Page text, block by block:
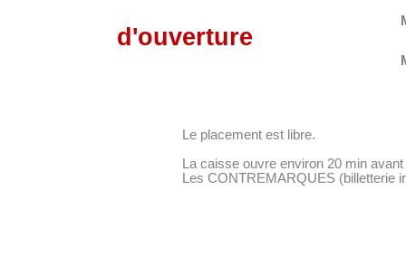
d'ouverture
Le placement est libre.
La caisse ouvre environ 20 min
Les CONTREMARQUES (billetterie